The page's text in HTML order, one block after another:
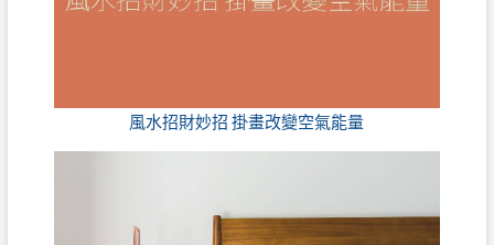
風水招財妙招 掛畫改變空氣能量